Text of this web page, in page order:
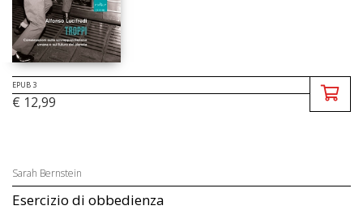
EPUB 3
€ 12,99
Sarah Bernstein
Esercizio di obbedienza